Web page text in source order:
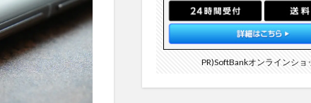
PR)SoftBankオンラインショ